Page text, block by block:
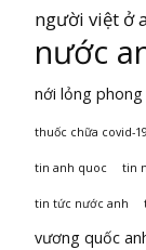
người việt ở
nước
nới lỏng
thuốc chữa covid-19
tin anh quoc tin
tin tức nước anh
vương quốc